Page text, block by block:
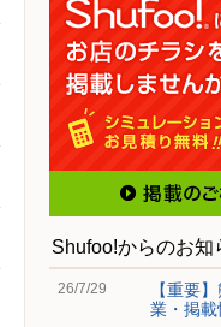
Shufoo!からのお知
26/7/29
【重要
業・掲